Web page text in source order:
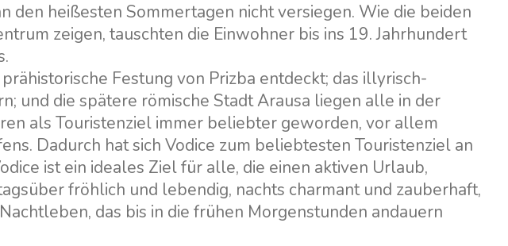
den heißesten Sommertagen nicht versiegen. Wie die beiden
zeigen, tauschten die Einwohner bis ins 19. Jahrhundert
Festung von Prizba entdeckt; das illyrisch-
und die spätere römische Stadt Arausa liegen alle in der
als Touristenziel immer beliebter geworden, vor allem
Dadurch hat sich Vodice zum beliebtesten Touristenziel an
ist ein ideales Ziel für alle, die einen aktiven Urlaub,
fröhlich und lebendig, nachts charmant und zauberhaft,
das bis in die frühen Morgenstunden andauern